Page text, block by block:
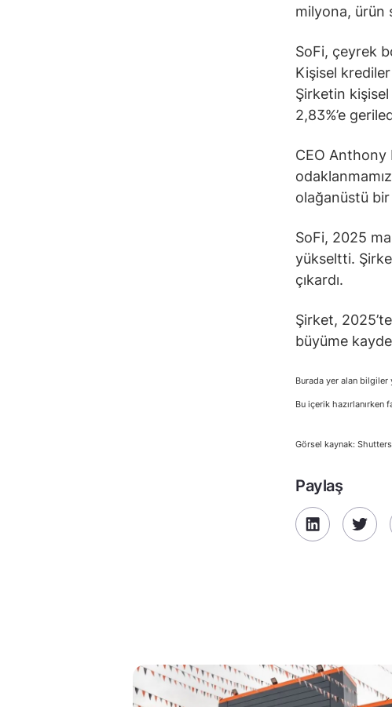
milyona, ürün
SoFi, çeyrek
Kişisel
Şirketin kişisel
2,83%’e
CEO Anthony
olağanüstü
SoFi, 2025
yükseltti.
çıkardı.
Şirket,
büyüme
Burada yer alan bilgiler
Bu içerik hazırlanırken
Görsel kaynak:
Paylaş